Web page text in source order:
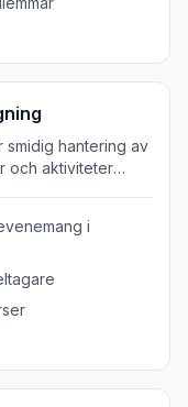
smidig hantering av
och aktiviteter
i